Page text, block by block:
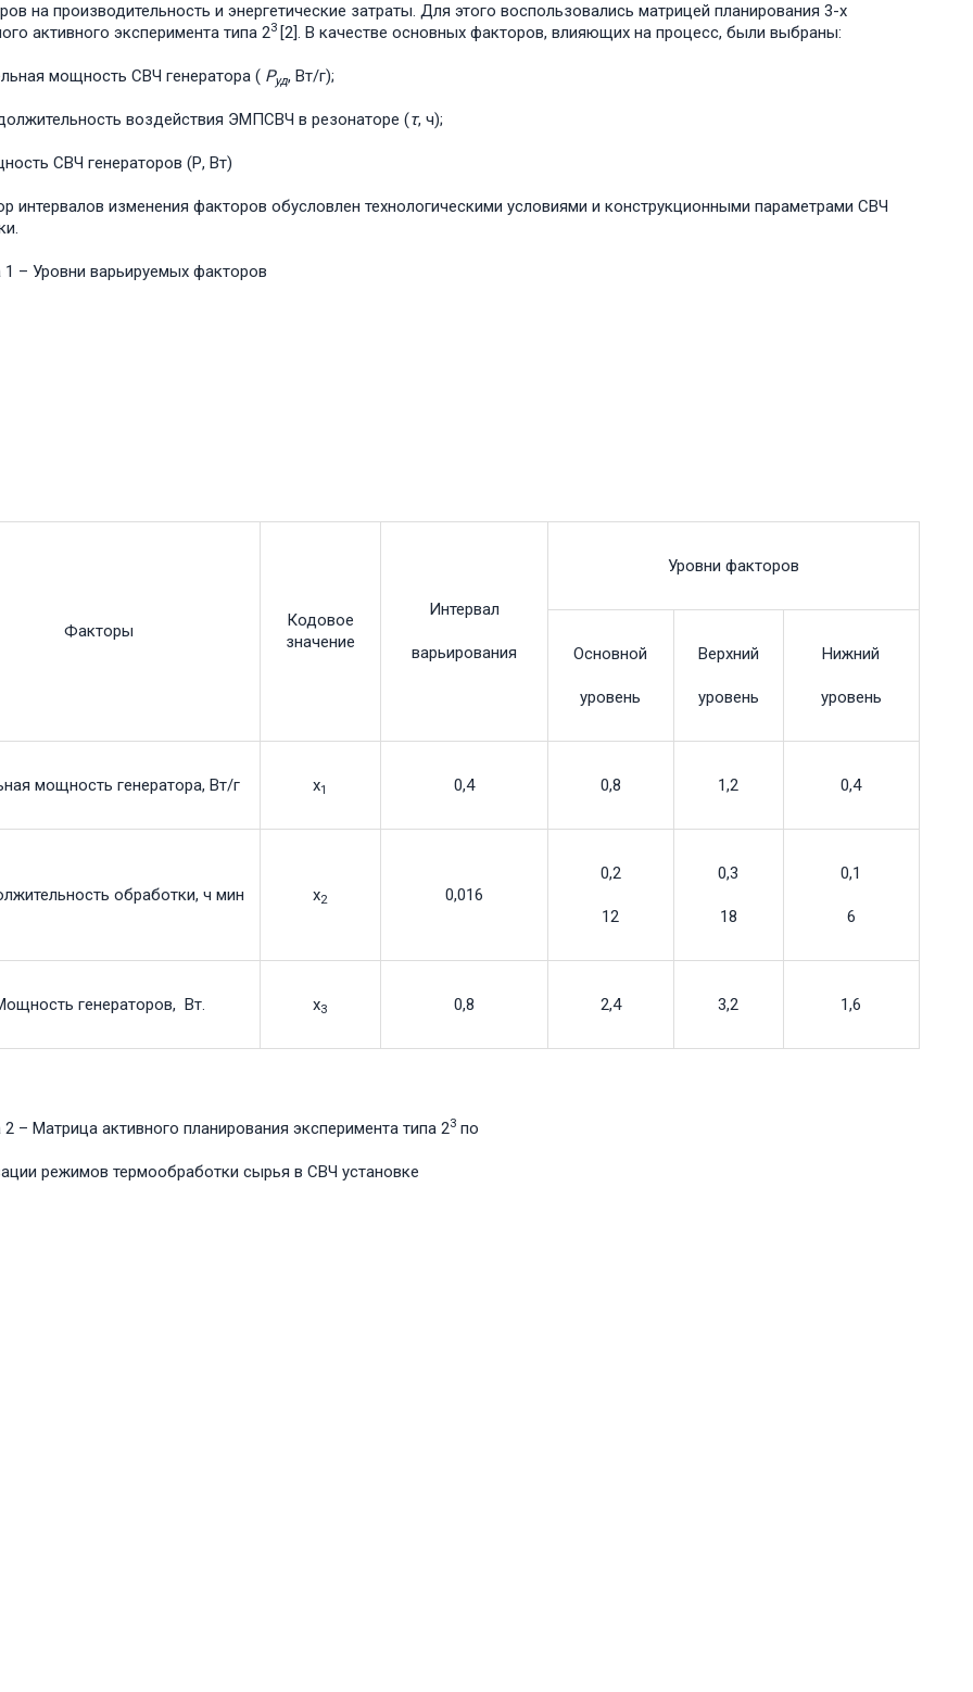
на производительность и энергетические затраты. Для этого воспользовались матрицей планирования 3-х
активного эксперимента типа 23 [2]. В качестве основных факторов, влияющих на процесс, были выбраны:
мощность СВЧ генератора ( Руд, Вт/г);
воздействия ЭМПСВЧ в резонаторе (τ, ч);
СВЧ генераторов (Р, Вт)
изменения факторов обусловлен технологическими условиями и конструкционными параметрами СВЧ
1 – Уровни варьируемых факторов
Факторы
Кодовое
значение
Интервал
варьирования
Уровни факторов
Основной
уровень
Верхний
уровень
Нижний
уровень
мощность генератора, Вт/г х1 0,4 0,8 1,2 0,4
обработки, ч мин х2 0,016
0,2
12
0,3
18
0,1
6
генераторов, Вт. х3 0,8 2,4 3,2 1,6
– Матрица активного планирования эксперимента типа 23по
режимов термообработки сырья в СВЧ установке